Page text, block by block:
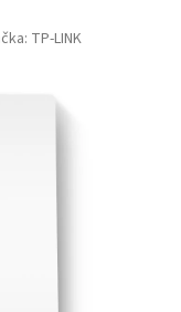
TP-LINK